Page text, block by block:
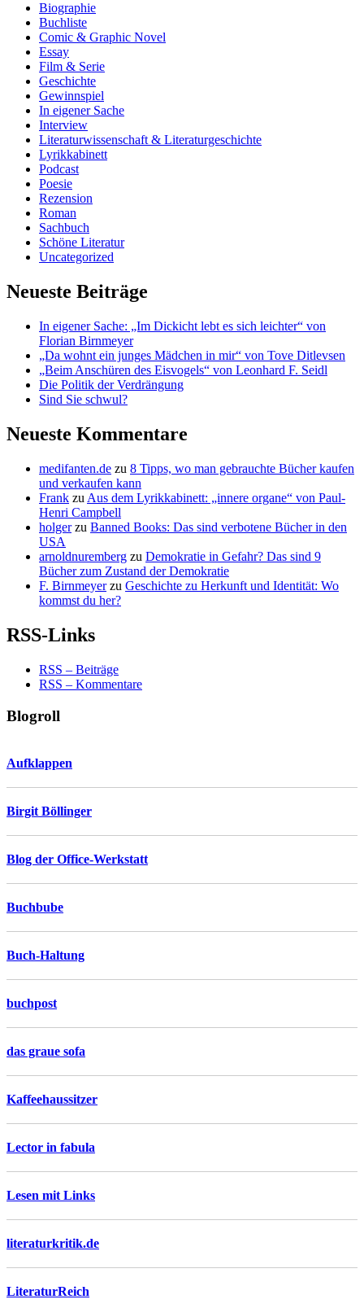
Biographie
Buchliste
Comic & Graphic Novel
Essay
Film & Serie
Geschichte
Gewinnspiel
In eigener Sache
Interview
Literaturwissenschaft & Literaturgeschichte
Lyrikkabinett
Podcast
Poesie
Rezension
Roman
Sachbuch
Schöne Literatur
Uncategorized
Neueste Beiträge
In eigener Sache: „Im Dickicht lebt es sich leichter“ von
Florian Birnmeyer
„Da wohnt ein junges Mädchen in mir“ von Tove Ditlevsen
„Beim Anschüren des Eisvogels“ von Leonhard F. Seidl
Die Politik der Verdrängung
Sind Sie schwul?
Neueste Kommentare
medifanten.de zu 8 Tipps, wo man gebrauchte Bücher kaufen
und verkaufen kann
Frank zu Aus dem Lyrikkabinett: „innere organe“ von Paul-
Henri Campbell
holgerzu Banned Books: Das sind verbotene Bücher in den
USA
arnoldnuremberg zu Demokratie in Gefahr? Das sind 9
Bücher zum Zustand der Demokratie
F. Birnmeyerzu Geschichte zu Herkunft und Identität: Wo
kommst du her?
RSS-Links
RSS – Beiträge
RSS – Kommentare
Blogroll
Aufklappen
Birgit Böllinger
Blog der Office-Werkstatt
Buchbube
Buch-Haltung
buchpost
das graue sofa
Kaffeehaussitzer
Lector in fabula
Lesen mit Links
literaturkritik.de
LiteraturReich